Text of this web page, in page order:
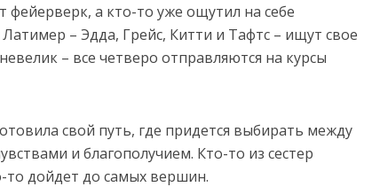
а кто-то уже ощутил на себе
– Эдда, Грейс, Китти и Тафтс – ищут свое
– все четверо отправляются на курсы
свой путь, где придется выбирать между
и благополучием. Кто-то из сестер
то дойдет до самых вершин.